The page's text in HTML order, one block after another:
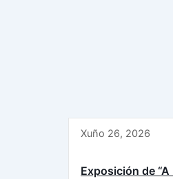
Xuño 26, 2026
Exposición de